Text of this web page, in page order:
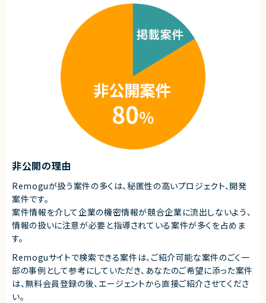
非公開の理由
Remoguが扱う案件の多くは、秘匿性の高いプロジェクト、開発
案件です。
案件情報を介して企業の機密情報が競合企業に流出しないよう、
情報の扱いに注意が必要と指導されている案件が多くを占めま
す。
Remoguサイトで検索できる案件は、ご紹介可能な案件のごく一
部の事例として参考にしていただき、 あなたのご希望に添った案件
は、無料会員登録の後、エージェントから直接ご紹介させてくださ
い。